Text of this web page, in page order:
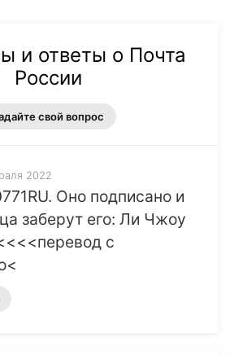
и ответы о Почта
России
свой вопрос
2022
Оно подписано и
заберут его: Ли Чжоу
с